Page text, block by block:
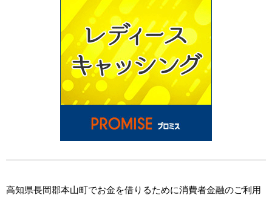
高知県長岡郡本山町でお金を借りるために消費者金融のご利用